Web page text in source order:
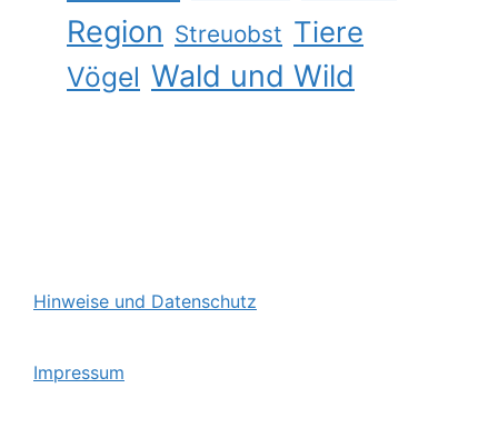
Region Streuobst Tiere
Vögel Wald und Wild
Hinweise und Datenschutz
Impressum